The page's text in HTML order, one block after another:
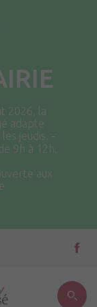
2026, la
adapte
jeudis. -
9h à 12h.
aux